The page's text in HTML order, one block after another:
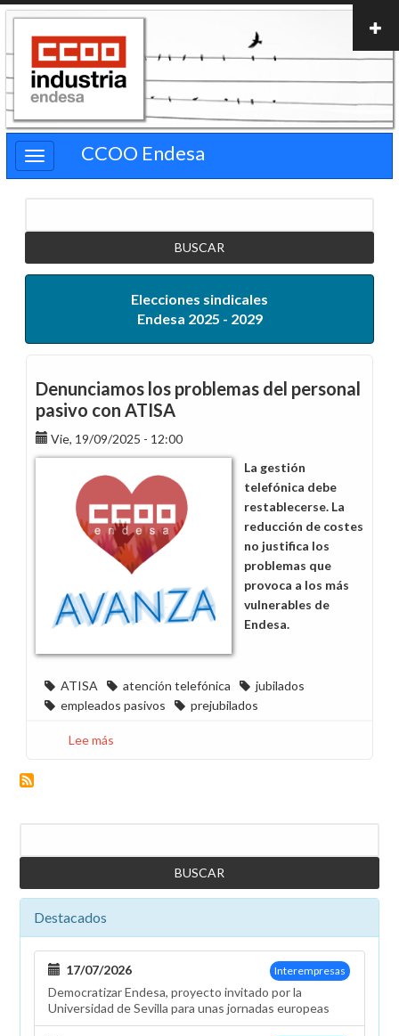
Pasar
contenido
principal
CCOO Endesa
Elecciones sindicales
Endesa 2025 - 2029
Denunciamos los problemas del personal
pasivo con ATISA
Vie, 19/09/2025 - 12:00
La gestión
telefónica debe
restablecerse. La
reducción de costes
no justifica los
problemas que
provoca a los más
vulnerables de
Endesa.
ATISA atención telefónica
jubilados
empleados pasivos
prejubilados
Lee más
pasivo
ATISA
Destacados
Interempresas
17/07/2026
Democratizar Endesa, proyecto invitado por la
Universidad de Sevilla para unas jornadas europeas